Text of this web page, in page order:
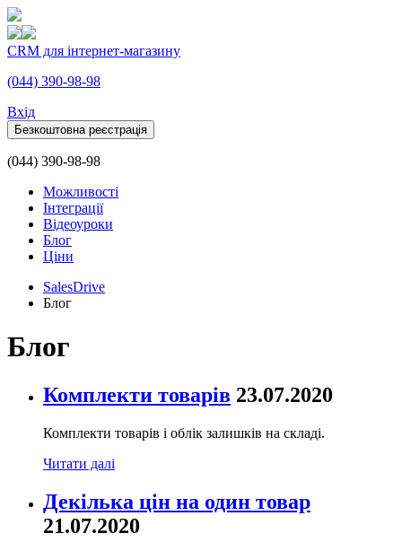
CRM для інтернет-магазину
(044) 390-98-98
Вхiд
Безкоштовна реєстрація
(044) 390-98-98
Можливості
Інтеграції
Відеоуроки
Блог
Ціни
SalesDrive
Блог
Блог
Комплекти товарів 23.07.2020
Комплекти товарів і облік залишків на складі.
Читати далі
Декілька цін на один товар
21.07.2020